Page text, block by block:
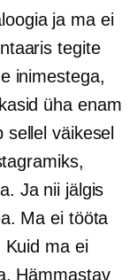
ja ma ei
tegite
inimestega,
üha enam
väikesel
Ja nii jälgis
Ma ei tööta
Kuid ma ei
Hämmastav